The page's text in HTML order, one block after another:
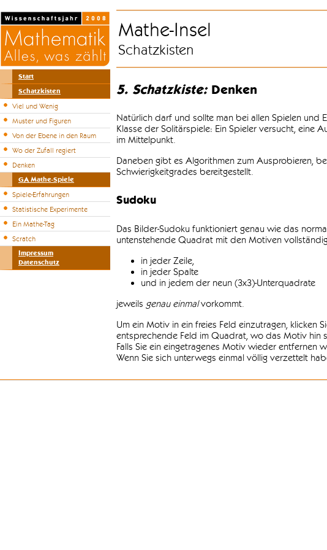
Start
Schatzkisten
Viel und Wenig
Muster und Figuren
Von der Ebene in den Raum
Wo der Zufall regiert
Denken
GA Mathe-Spiele
Spiele-Erfahrungen
Statistische Experimente
Ein Mathe-Tag
Scratch
Impressum
Datenschutz
Mathe-Insel
Schatzkisten
5. Schatzkiste:Denken
Natürlich darf und sollte man bei allen Spielen und
Klasse der Solitärspiele: Ein Spieler versucht, eine
im Mittelpunkt.
Daneben gibt es Algorithmen zum Ausprobieren,
Schwierigkeitgrades bereitgestellt.
Sudoku
Das Bilder-Sudoku funktioniert genau wie das
untenstehende Quadrat mit den Motiven
in jeder Zeile,
in jeder Spalte
und in jedem der neun (3x3)-Unterquadrate
jeweils genau einmalvorkommt.
Um ein Motiv in ein freies Feld einzutragen, klicken
entsprechende Feld im Quadrat, wo das Motiv hin
Falls Sie ein eingetragenes Motiv wieder entfernen
Wenn Sie sich unterwegs einmal völlig verzettelt